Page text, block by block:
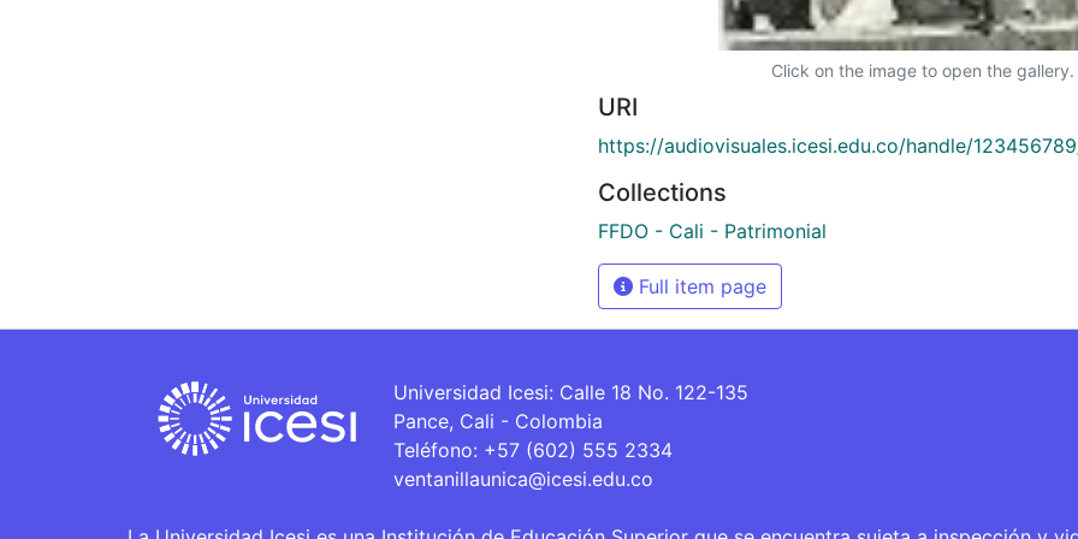
Click on the image to open the gallery.
URI
https://audiovisuales.icesi.edu.co/handle/
Collections
FFDO - Cali - Patrimonial
Full item page
Universidad Icesi: Calle 18 No. 122-135
Pance, Cali - Colombia
Teléfono: +57 (602) 555 2334
ventanillaunica@icesi.edu.co